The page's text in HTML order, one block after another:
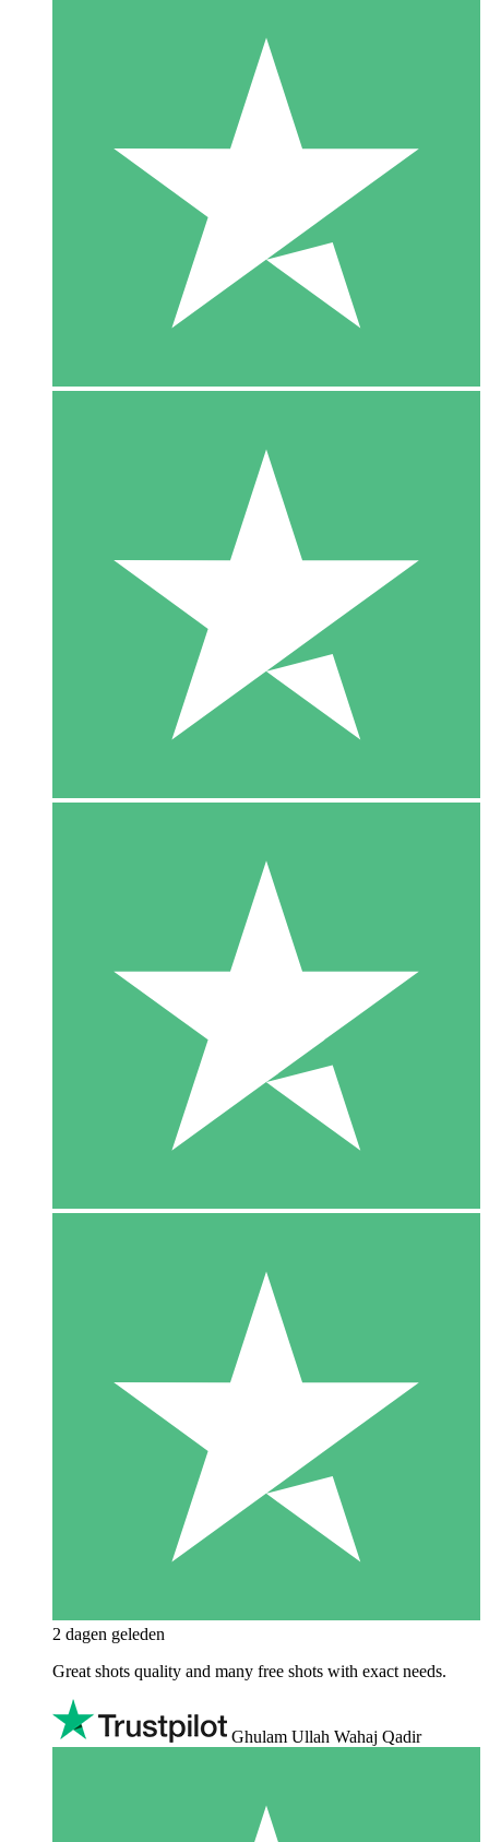
2 dagen geleden
Great shots quality and many free shots with exact needs.
Ghulam Ullah Wahaj Qadir